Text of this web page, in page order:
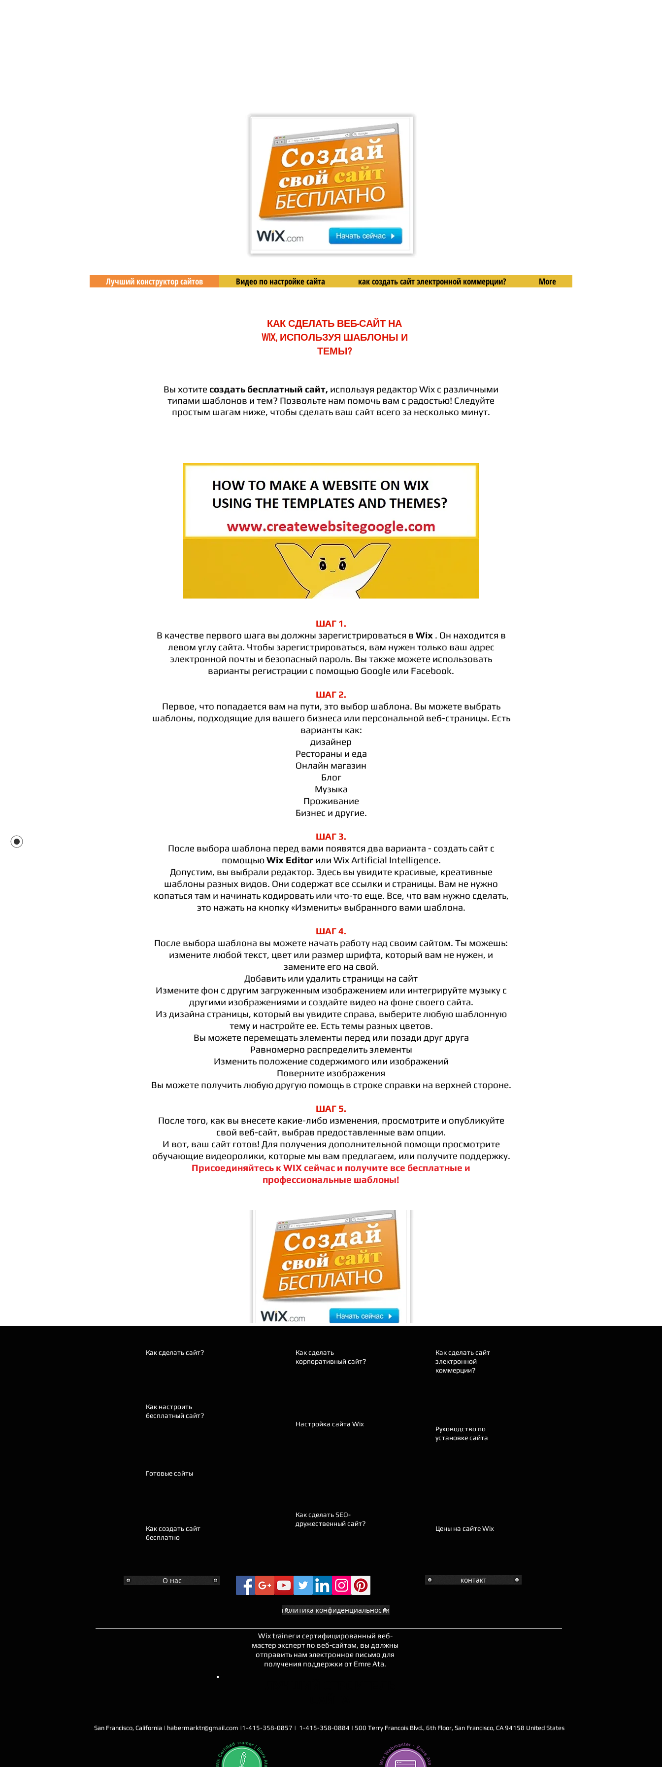
Лучший конструктор сайтов Видео по настройке сайта как создать сайт электронной коммерции? More
КАК СДЕЛАТЬ ВЕБ-САЙТ НА
WIX, ИСПОЛЬЗУЯ ШАБЛОНЫ И
ТЕМЫ?
Вы хотите создать бесплатный сайт, используя редактор Wix с различными
типами шаблонов и тем? Позвольте нам помочь вам с радостью! Следуйте
простым шагам ниже, чтобы сделать ваш сайт всего за несколько минут.
ШАГ 1.
В качестве первого шага вы должны зарегистрироваться в Wix . Он находится в
левом углу сайта. Чтобы зарегистрироваться, вам нужен только ваш адрес
электронной почты и безопасный пароль. Вы также можете использовать
варианты регистрации с помощью Google или Facebook.
ШАГ 2.
Первое, что попадается вам на пути, это выбор шаблона. Вы можете выбрать
шаблоны, подходящие для вашего бизнеса или персональной веб-страницы. Есть
варианты как:
дизайнер
Рестораны и еда
Онлайн магазин
Блог
Музыка
Проживание
Бизнес и другие.
ШАГ 3.
После выбора шаблона перед вами появятся два варианта - создать сайт с
помощьюWix Editorили Wix Artificial Intelligence.
Допустим, вы выбрали редактор. Здесь вы увидите красивые, креативные
шаблоны разных видов. Они содержат все ссылки и страницы. Вам не нужно
копаться там и начинать кодировать или что-то еще. Все, что вам нужно сделать,
это нажать на кнопку «Изменить» выбранного вами шаблона.
ШАГ 4.
После выбора шаблона вы можете начать работу над своим сайтом. Ты можешь:
измените любой текст, цвет или размер шрифта, который вам не нужен, и
замените его на свой.
Добавить или удалить страницы на сайт
Измените фон с другим загруженным изображением или интегрируйте музыку с
другими изображениями и создайте видео на фоне своего сайта.
Из дизайна страницы, который вы увидите справа, выберите любую шаблонную
тему и настройте ее. Есть темы разных цветов.
Вы можете перемещать элементы перед или позади друг друга
Равномерно распределить элементы
Изменить положение содержимого или изображений
Поверните изображения
Вы можете получить любую другую помощь в строке справки на верхней стороне.
ШАГ 5.
После того, как вы внесете какие-либо изменения, просмотрите и опубликуйте
свой веб-сайт, выбрав предоставленные вам опции.
И вот, ваш сайт готов! Для получения дополнительной помощи просмотрите
обучающие видеоролики, которые мы вам предлагаем, или получите поддержку.
Присоединяйтесь к WIX сейчас и получите все бесплатные и
профессиональные шаблоны!
Как сделать сайт?
Как настроить
бесплатный сайт?
Как сделать
корпоративный сайт?
Настройка сайта Wix
Как сделать сайт
электронной
коммерции?
Руководство по
установке сайта
Готовые сайты
Как создать сайт
бесплатно
О нас
Как сделать SEO-
дружественный сайт?
Цены на сайте Wix
контакт
политика конфиденциальности
Wix trainer и сертифицированный веб-
мастер эксперт по веб-сайтам, вы должны
отправить нам электронное письмо для
получения поддержки от Emre Ata.
San Francisco, California | habermarktr@gmail.com |1-415-358-0857 | 1-415-358-0884 | 500 Terry Francois Blvd., 6th Floor, San Francisco, CA 94158 United States